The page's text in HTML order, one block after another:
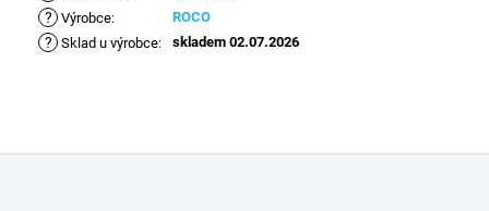
? Výrobce: ROCO
? Sklad u výrobce: skladem 02.07.2026